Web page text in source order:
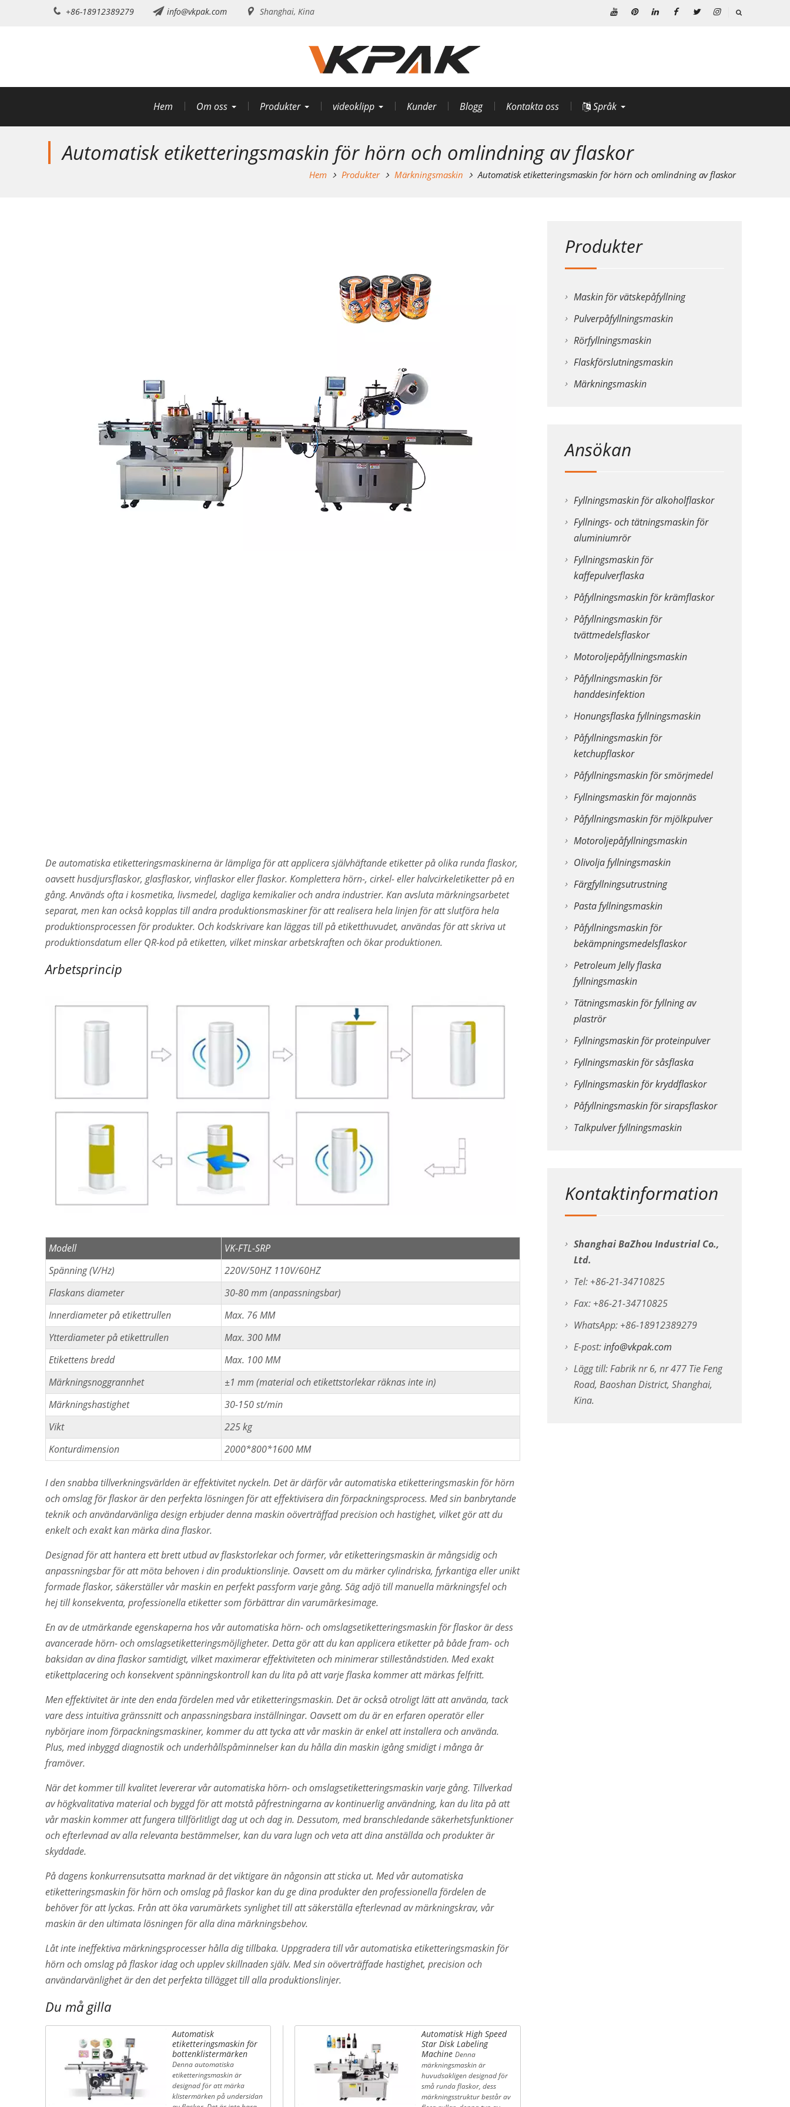
+86-18912389279 info@vkpak.com Shanghai, Kina
Hem Om oss Produkter videoklipp Kunder Blogg Kontakta oss Språk
Automatisk etiketteringsmaskin för hörn och omlindning av flaskor
Hem Produkter Märkningsmaskin Automatisk etiketteringsmaskin för hörn och omlindning av flaskor
De automatiska etiketteringsmaskinerna är lämpliga för att applicera självhäftande etiketter på olika runda flaskor,
oavsett husdjursflaskor, glasflaskor, vinflaskor eller flaskor. Komplettera hörn-, cirkel- eller halvcirkeletiketter på en
gång. Används ofta i kosmetika, livsmedel, dagliga kemikalier och andra industrier. Kan avsluta märkningsarbetet
separat, men kan också kopplas till andra produktionsmaskiner för att realisera hela linjen för att slutföra hela
produktionsprocessen för produkter. Och kodskrivare kan läggas till på etiketthuvudet, användas för att skriva ut
produktionsdatum eller QR-kod på etiketten, vilket minskar arbetskraften och ökar produktionen.
Arbetsprincip
Modell
VK-FTL-SRP
Spänning (V/Hz)
220V/50HZ 110V/60HZ
Flaskans diameter
30-80 mm (anpassningsbar)
Innerdiameter på etikettrullen
Max. 76 MM
Ytterdiameter på etikettrullen
Max. 300 MM
Etikettens bredd
Max. 100 MM
Märkningsnoggrannhet
±1 mm (material och etikettstorlekar räknas inte in)
Märkningshastighet
30-150 st/min
Vikt
225 kg
Konturdimension
2000*800*1600 MM
I den snabba tillverkningsvärlden är effektivitet nyckeln. Det är därför vår automatiska etiketteringsmaskin för hörn
och omslag för flaskor är den perfekta lösningen för att effektivisera din förpackningsprocess. Med sin banbrytande
teknik och användarvänliga design erbjuder denna maskin oöverträffad precision och hastighet, vilket gör att du
enkelt och exakt kan märka dina flaskor.
Designad för att hantera ett brett utbud av flaskstorlekar och former, vår etiketteringsmaskin är mångsidig och
anpassningsbar för att möta behoven i din produktionslinje. Oavsett om du märker cylindriska, fyrkantiga eller unikt
formade flaskor, säkerställer vår maskin en perfekt passform varje gång. Säg adjö till manuella märkningsfel och
hej till konsekventa, professionella etiketter som förbättrar din varumärkesimage.
En av de utmärkande egenskaperna hos vår automatiska hörn- och omslagsetiketteringsmaskin för flaskor är dess
avancerade hörn- och omslagsetiketteringsmöjligheter. Detta gör att du kan applicera etiketter på både fram- och
baksidan av dina flaskor samtidigt, vilket maximerar effektiviteten och minimerar stilleståndstiden. Med exakt
etikettplacering och konsekvent spänningskontroll kan du lita på att varje flaska kommer att märkas felfritt.
Men effektivitet är inte den enda fördelen med vår etiketteringsmaskin. Det är också otroligt lätt att använda, tack
vare dess intuitiva gränssnitt och anpassningsbara inställningar. Oavsett om du är en erfaren operatör eller
nybörjare inom förpackningsmaskiner, kommer du att tycka att vår maskin är enkel att installera och använda.
Plus, med inbyggd diagnostik och underhållspåminnelser kan du hålla din maskin igång smidigt i många år
framöver.
När det kommer till kvalitet levererar vår automatiska hörn- och omslagsetiketteringsmaskin varje gång. Tillverkad
av högkvalitativa material och byggd för att motstå påfrestningarna av kontinuerlig användning, kan du lita på att
vår maskin kommer att fungera tillförlitligt dag ut och dag in. Dessutom, med branschledande säkerhetsfunktioner
och efterlevnad av alla relevanta bestämmelser, kan du vara lugn och veta att dina anställda och produkter är
skyddade.
På dagens konkurrensutsatta marknad är det viktigare än någonsin att sticka ut. Med vår automatiska
etiketteringsmaskin för hörn och omslag på flaskor kan du ge dina produkter den professionella fördelen de
behöver för att lyckas. Från att öka varumärkets synlighet till att säkerställa efterlevnad av märkningskrav, vår
maskin är den ultimata lösningen för alla dina märkningsbehov.
Låt inte ineffektiva märkningsprocesser hålla dig tillbaka. Uppgradera till vår automatiska etiketteringsmaskin för
hörn och omslag på flaskor idag och upplev skillnaden själv. Med sin oöverträffade hastighet, precision och
användarvänlighet är den det perfekta tillägget till alla produktionslinjer.
Du må gilla
Automatisk
etiketteringsmaskin för
bottenklistermärken
Denna automatiska
etiketteringsmaskin är
designad för att märka
klistermärken på undersidan
Automatisk High Speed
Star Disk Labeling
Machine Denna
märkningsmaskin är
huvudsakligen designad för
små runda flaskor, dess
märkningsstruktur består av
Produkter
Maskin för vätskepåfyllning
Pulverpåfyllningsmaskin
Rörfyllningsmaskin
Flaskförslutningsmaskin
Märkningsmaskin
Ansökan
Fyllningsmaskin för alkoholflaskor
Fyllnings- och tätningsmaskin för
aluminiumrör
Fyllningsmaskin för
kaffepulverflaska
Påfyllningsmaskin för krämflaskor
Påfyllningsmaskin för
tvättmedelsflaskor
Motoroljepåfyllningsmaskin
Påfyllningsmaskin för
handdesinfektion
Honungsflaska fyllningsmaskin
Påfyllningsmaskin för
ketchupflaskor
Påfyllningsmaskin för smörjmedel
Fyllningsmaskin för majonnäs
Påfyllningsmaskin för mjölkpulver
Motoroljepåfyllningsmaskin
Olivolja fyllningsmaskin
Färgfyllningsutrustning
Pasta fyllningsmaskin
Påfyllningsmaskin för
bekämpningsmedelsflaskor
Petroleum Jelly flaska
fyllningsmaskin
Tätningsmaskin för fyllning av
plaströr
Fyllningsmaskin för proteinpulver
Fyllningsmaskin för såsflaska
Fyllningsmaskin för kryddflaskor
Påfyllningsmaskin för sirapsflaskor
Talkpulver fyllningsmaskin
Kontaktinformation
Shanghai BaZhou Industrial Co.,
Ltd.
Tel: +86-21-34710825
Fax: +86-21-34710825
WhatsApp: +86-18912389279
E-post:info@vkpak.com
Lägg till: Fabrik nr 6, nr 477 Tie Feng
Road, Baoshan District, Shanghai,
Kina.